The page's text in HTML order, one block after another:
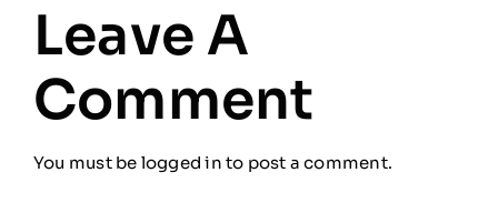
Leave A
Comment
You must be logged in to post a comment.